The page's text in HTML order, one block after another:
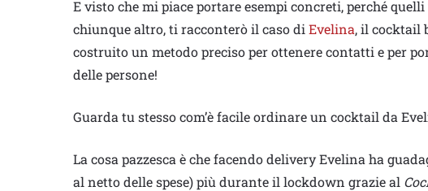
E visto che mi piace portare esempi concreti, perché
chiunque altro, ti racconterò il caso di Evelina, il cocktail
costruito un metodo preciso per ottenere contatti e per
delle persone!
Guarda tu stesso com’è facile ordinare un cocktail da
La cosa pazzesca è che facendo delivery Evelina ha
al netto delle spese) più durante il lockdown grazie al